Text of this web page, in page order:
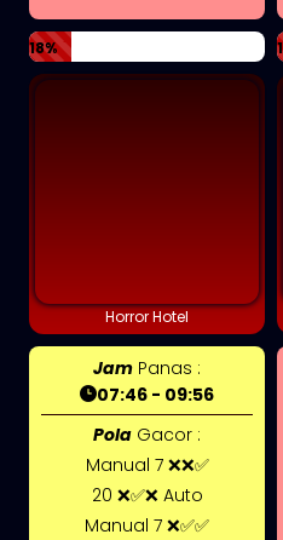
18%
Horror Hotel
Jam Panas :
07:46 - 09:56
Pola Gacor :
Manual 7 ❌❌✅
20 ❌✅❌ Auto
Manual 7 ❌✅✅